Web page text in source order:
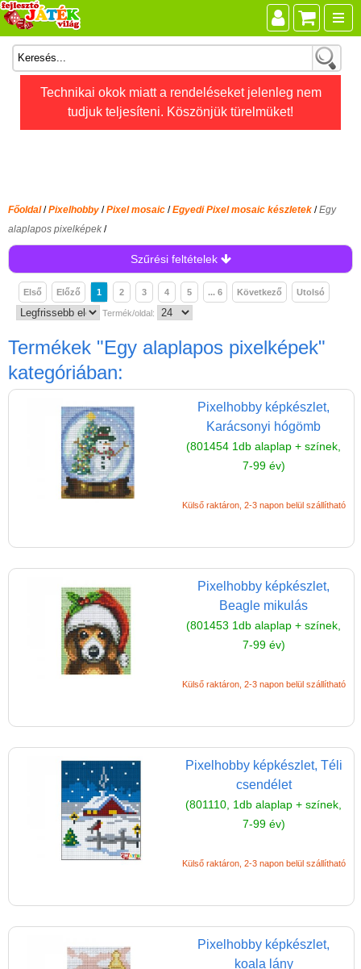
Technikai okok miatt a rendeléseket jelenleg nem
tudjuk teljesíteni. Köszönjük türelmüket!
Főoldal/Pixelhobby /Pixel mosaic /Egyedi Pixel mosaic készletek /Egy
alaplapos pixelképek /
Szűrési feltételek
Első Előző 1 2 3 4 5 ... 6 Következő Utolsó
Termék/oldal:
Termékek "Egy alaplapos pixelképek"
kategóriában:
Pixelhobby képkészlet,
Karácsonyi hógömb
(801454 1db alaplap + színek,
7-99 év)
Külső raktáron, 2-3 napon belül szállítható
Pixelhobby képkészlet,
Beagle mikulás
(801453 1db alaplap + színek,
7-99 év)
Külső raktáron, 2-3 napon belül szállítható
Pixelhobby képkészlet, Téli
csendélet
(801110, 1db alaplap + színek,
7-99 év)
Külső raktáron, 2-3 napon belül szállítható
Pixelhobby képkészlet,
koala lány
Összes játék
Játékok életkor szerint
Diafilm
Építőjáték
Foglalkoztató füzet
Futóbiciklik, rollerek
Gyerekszoba
Intelligens gyurma
Kerti játékok
Licenszes TOP
gyerekajándékok
Logikai játékok
Magyar játékok
Montessori játékok
Mozgásfejlesztő játékok
Okos partijátékok
Pasztell játékok
Pixelhobby húsvéti tojás